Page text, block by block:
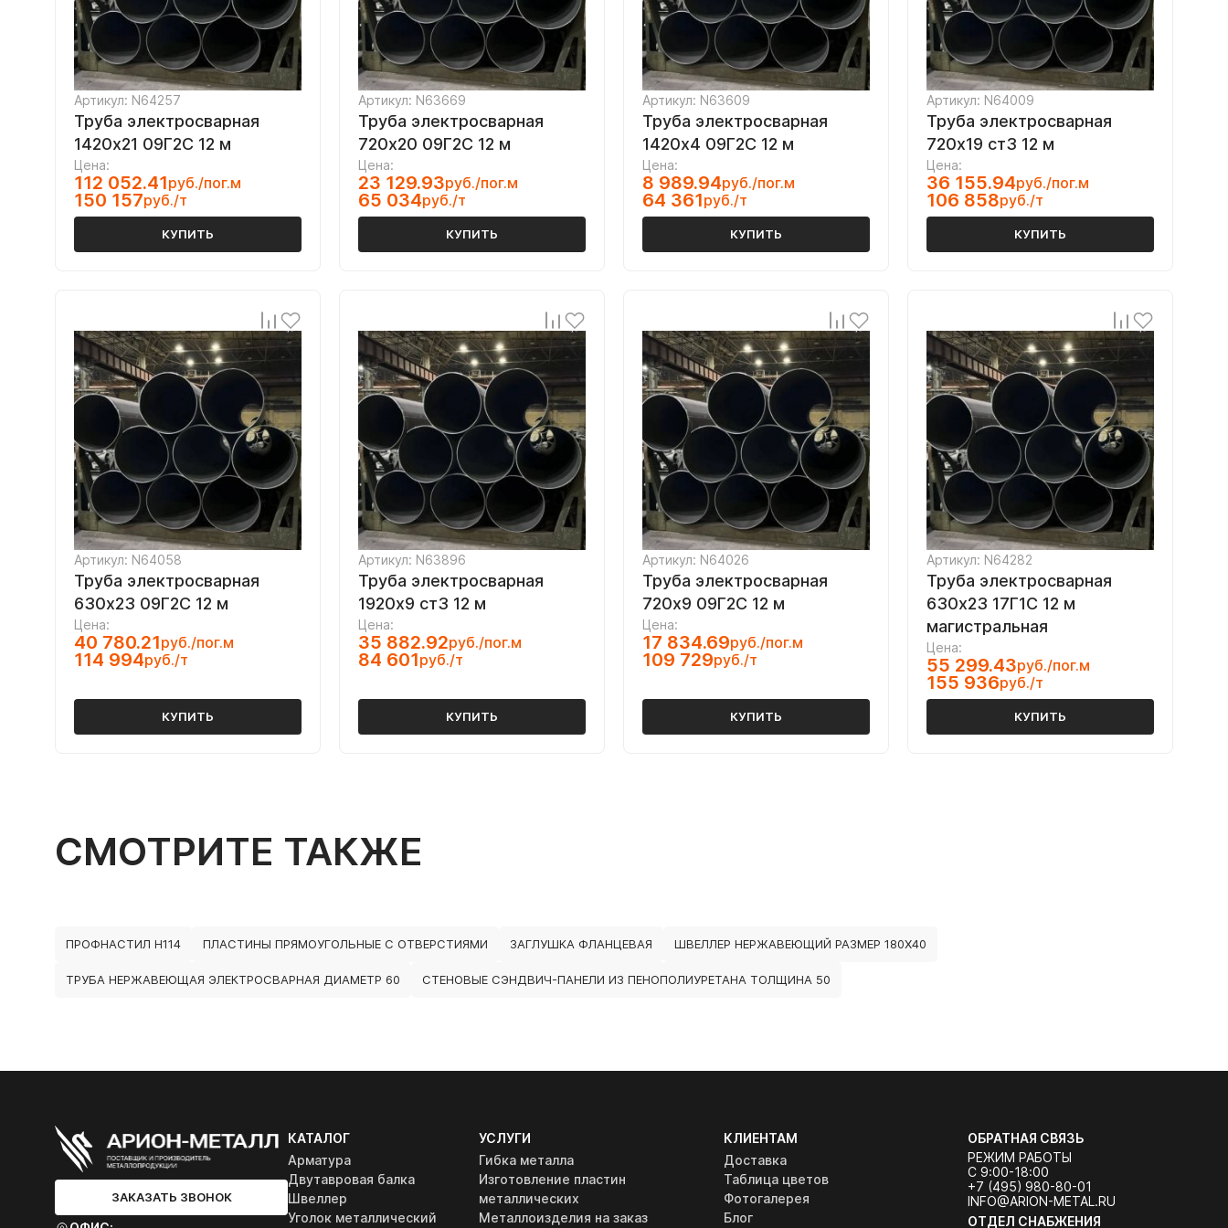
Артикул: N64257
Труба электросварная
1420х21 09Г2С 12 м
Цена:
112 052.41руб./пог.м
150 157руб./т
КУПИТЬ
Артикул: N63669
Труба электросварная
720х20 09Г2С 12 м
Цена:
23 129.93руб./пог.м
65 034руб./т
КУПИТЬ
Артикул: N63609
Труба электросварная
1420х4 09Г2С 12 м
Цена:
8 989.94руб./пог.м
64 361руб./т
КУПИТЬ
Артикул: N64009
Труба электросварная
720х19 ст3 12 м
Цена:
36 155.94руб./пог.м
106 858руб./т
КУПИТЬ
Артикул: N64058
Труба электросварная
630х23 09Г2С 12 м
Цена:
40 780.21руб./пог.м
114 994руб./т
КУПИТЬ
Артикул: N63896
Труба электросварная
1920х9 ст3 12 м
Цена:
35 882.92руб./пог.м
84 601руб./т
КУПИТЬ
Артикул: N64026
Труба электросварная
720х9 09Г2С 12 м
Цена:
17 834.69руб./пог.м
109 729руб./т
КУПИТЬ
Артикул: N64282
Труба электросварная
630х23 17Г1С 12 м
магистральная
Цена:
55 299.43руб./пог.м
155 936руб./т
КУПИТЬ
СМОТРИТЕ ТАКЖЕ
ПРОФНАСТИЛ Н114 ПЛАСТИНЫ ПРЯМОУГОЛЬНЫЕ С ОТВЕРСТИЯМИ ЗАГЛУШКА ФЛАНЦЕВАЯ ШВЕЛЛЕР НЕРЖАВЕЮЩИЙ РАЗМЕР 180Х40
ТРУБА НЕРЖАВЕЮЩАЯ ЭЛЕКТРОСВАРНАЯ ДИАМЕТР 60 СТЕНОВЫЕ СЭНДВИЧ-ПАНЕЛИ ИЗ ПЕНОПОЛИУРЕТАНА ТОЛЩИНА 50
ЗАКАЗАТЬ ЗВОНОК
КАТАЛОГ
Арматура
Двутавровая балка
Швеллер
Уголок металлический
УСЛУГИ
Гибка металла
Изготовление пластин
металлических
Металлоизделия на заказ
КЛИЕНТАМ
Доставка
Таблица цветов
Фотогалерея
Блог
ОБРАТНАЯ СВЯЗЬ
РЕЖИМ РАБОТЫ
С 9:00-18:00
+7 (495) 980-80-01
INFO@ARION-METAL.RU
ОТДЕЛ СНАБЖЕНИЯ